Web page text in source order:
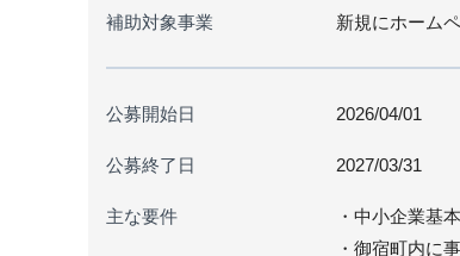
補助対象事業 新規にホーム
公募開始日 2026/04/01
公募終了日 2027/03/31
主な要件
・中小企業基
・御宿町内に